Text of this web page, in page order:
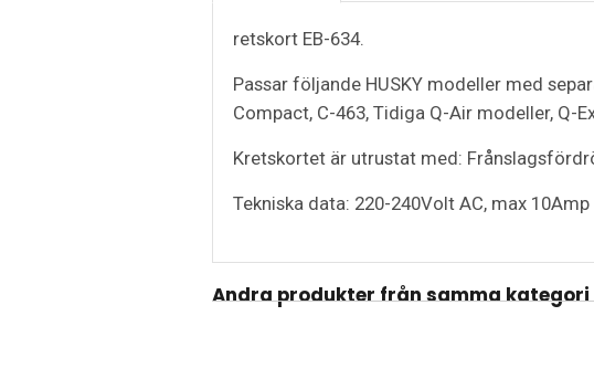
retskort EB-634.
Passar följande HUSKY modeller med
Compact, C-463, Tidiga Q-Air modeller, Q-
Kretskortet är utrustat med:
Tekniska data: 220-240Volt AC, max 10Amp
Andra produkter från samma kategori